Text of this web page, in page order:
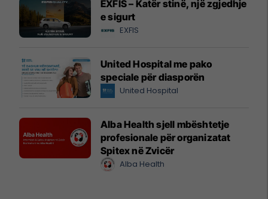
EXFIS – Katër stinë, një zgjedhje
e sigurt
EXFIS
United Hospital me pako
speciale për diasporën
United Hospital
Alba Health sjell mbështetje
profesionale për organizatat
Spitex në Zvicër
Alba Health